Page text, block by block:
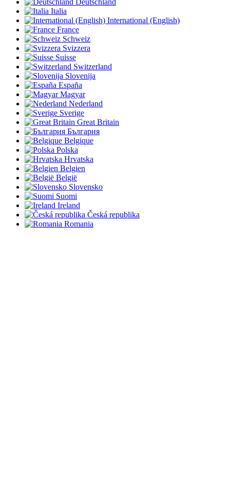
Italia
International (English)
France
Schweiz
Svizzera
Suisse
Switzerland
Slovenija
España
Magyar
Nederland
Sverige
Great Britain
България
Belgique
Polska
Hrvatska
Belgien
België
Slovensko
Suomi
Ireland
Česká republika
Romania